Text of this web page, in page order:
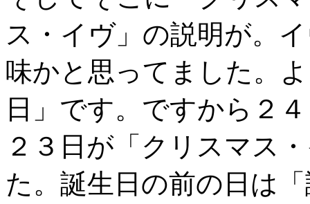
ス・イヴ」の説明が。
味かと思ってました。
日」です。ですから２
２３日が「クリスマス
た。誕生日の前の日は